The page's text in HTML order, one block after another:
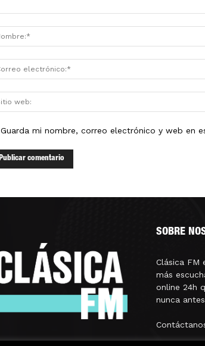
Guarda mi nombre, correo electrónico y web en
SOBRE
Clásica FM
más
online 24h
nunca